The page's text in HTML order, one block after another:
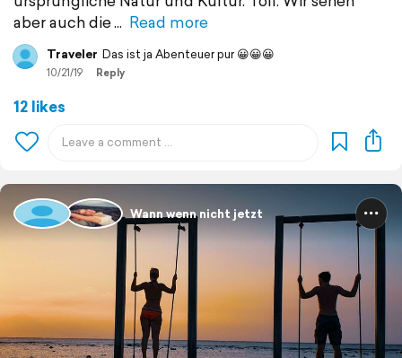
aber auch die
Read more
Traveler Das ist ja Abenteuer pur 😀😀😀
10/21/19 Reply
12 likes
Wann wenn nicht jetzt